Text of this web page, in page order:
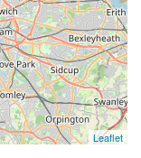
Leaflet